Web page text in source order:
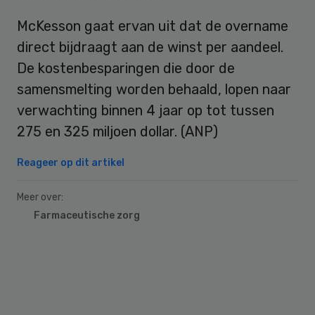
McKesson gaat ervan uit dat de overname
direct bijdraagt aan de winst per aandeel.
De kostenbesparingen die door de
samensmelting worden behaald, lopen naar
verwachting binnen 4 jaar op tot tussen
275 en 325 miljoen dollar. (ANP)
Reageer op dit artikel
Meer over:
Farmaceutische zorg